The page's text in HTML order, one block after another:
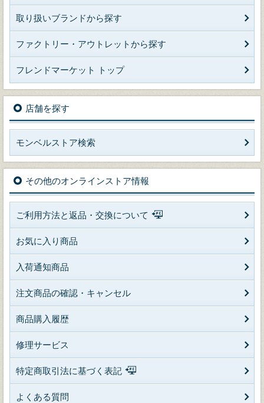
取り扱いブランドから探す
ファクトリー・アウトレットから探す
フレンドマーケット トップ
店舗を探す
モンベルストア検索
その他のオンラインストア情報
ご利用方法と返品・交換について
お気に入り商品
入荷通知商品
注文商品の確認・キャンセル
商品購入履歴
修理サービス
特定商取引法に基づく表記
よくある質問